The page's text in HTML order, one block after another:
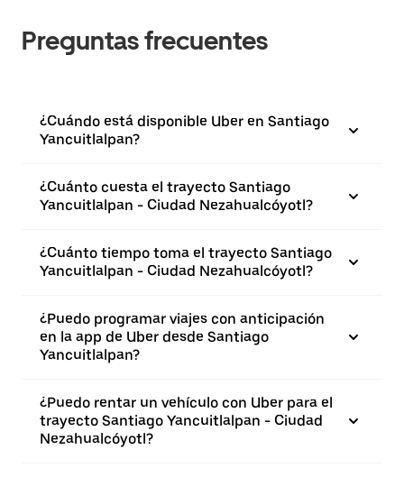
Preguntas frecuentes
¿Cuándo está disponible Uber en Santiago
Yancuitlalpan?
¿Cuánto cuesta el trayecto Santiago
Yancuitlalpan - Ciudad Nezahualcóyotl?
¿Cuánto tiempo toma el trayecto Santiago
Yancuitlalpan - Ciudad Nezahualcóyotl?
¿Puedo programar viajes con anticipación
en la app de Uber desde Santiago
Yancuitlalpan?
¿Puedo rentar un vehículo con Uber para el
trayecto Santiago Yancuitlalpan - Ciudad
Nezahualcóyotl?